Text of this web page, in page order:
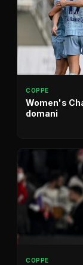
COPPE
Women's
domani
COPPE